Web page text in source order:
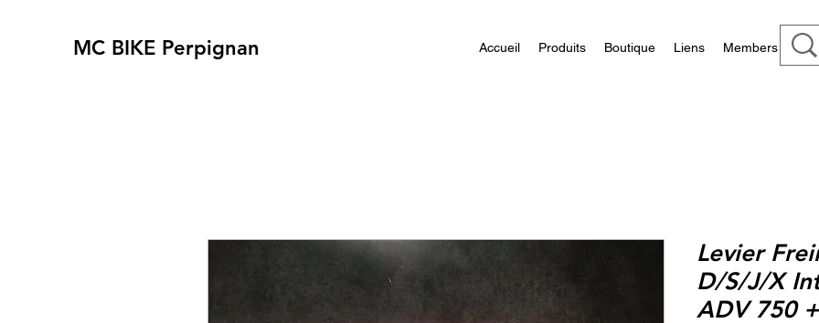
MC BIKE Perpignan Accueil Produits Boutique Liens Members
Levier
D/S/J/X
ADV 750